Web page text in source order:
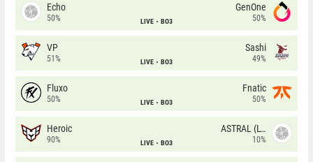
Echo
50% LIVE BO3
GenOne
50%
VP
51% LIVE BO3
Sashi
49%
Fluxo
50% LIVE BO3
Fnatic
50%
Heroic
90% LIVE BO3
ASTRAL (LT)
10%